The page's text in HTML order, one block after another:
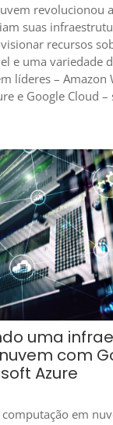
revolucionou
suas
recursos
e uma variedade
líderes – Amazon
e Google Cloud
uma
com
Azure
em